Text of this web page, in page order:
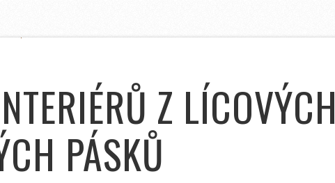
Z LÍCOVÝCH
PÁSKŮ